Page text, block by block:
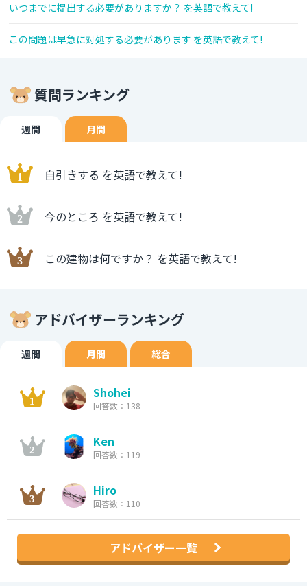
いつまでに提出する必要がありますか？ を英語で教えて!
この問題は早急に対処する必要があります を英語で教えて!
質問ランキング
週間 月間
自引きする を英語で教えて!
今のところ を英語で教えて!
この建物は何ですか？ を英語で教えて!
アドバイザーランキング
週間 月間 総合
Shohei
回答数：138
Ken
回答数：119
Hiro
回答数：110
アドバイザー一覧